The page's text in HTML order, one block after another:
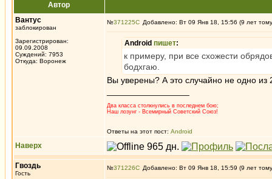
Автор
Вантус
заблокирован
Зарегистрирован:
09.09.2008
Суждений: 7953
Откуда: Воронеж
№371225 Добавлено: Вт 09 Янв 18, 15:56 (9 лет
Android пишет:
к примеру, при все схожести
бодхгаю.
Вы уверены? А это случайно не одно из
Два класса столкнулись в последнем бою;
Наш лозунг - Всемирный Советский Союз!
Ответы на этот пост: Android
Наверх
Гвоздь
Гость
№371226 Добавлено: Вт 09 Янв 18, 15:59 (9 лет